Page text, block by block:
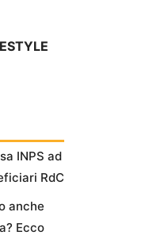
INPS ad
RdC
anche
Ecco